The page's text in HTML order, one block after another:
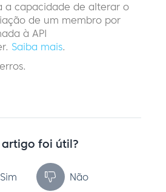
a capacidade de alterar o
de um membro por
à API
Saiba mais.
artigo foi útil?
Sim Não